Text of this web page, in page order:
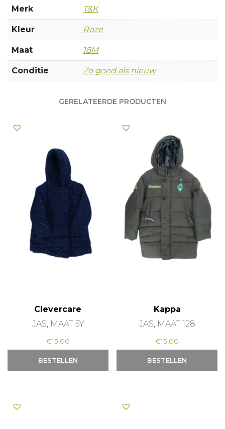
Merk T&K
Kleur Roze
Maat 18M
Conditie Zo goed als nieuw
GERELATEERDE PRODUCTEN
Clevercare
JAS, MAAT 5Y
€15,00
BESTELLEN
Kappa
JAS, MAAT 128
€15,00
BESTELLEN